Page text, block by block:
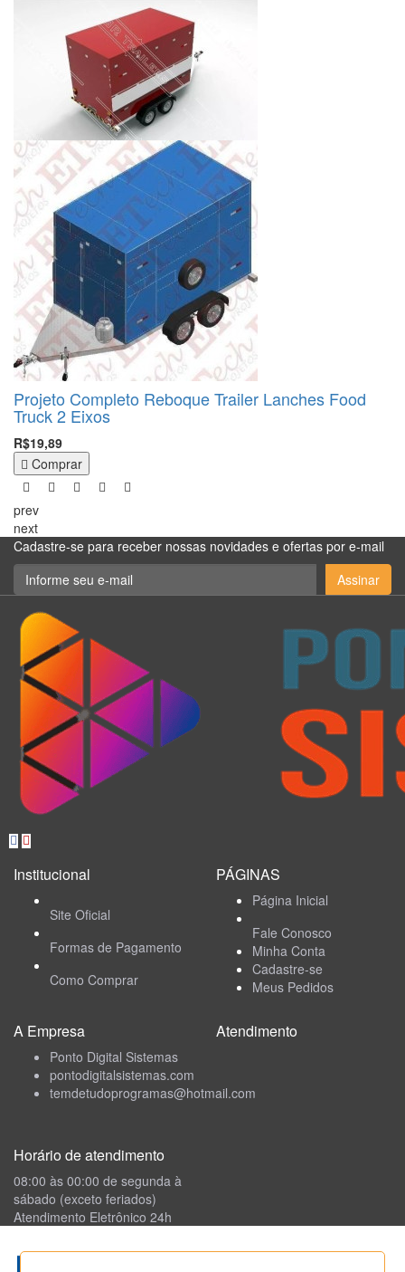
Projeto Completo Reboque Trailer Lanches Food
Truck 2 Eixos
R$19,89
Comprar
prev
next
Cadastre-se para receber nossas novidades e ofertas por e-mail
Assinar
Institucional
Site Oficial
Formas de Pagamento
Como Comprar
PÁGINAS
Página Inicial
Fale Conosco
Minha Conta
Cadastre-se
Meus Pedidos
A Empresa
Ponto Digital Sistemas
pontodigitalsistemas.com
temdetudoprogramas@hotmail.com
Horário de atendimento
08:00 às 00:00 de segunda à
sábado (exceto feriados)
Atendimento Eletrônico 24h
Atendimento